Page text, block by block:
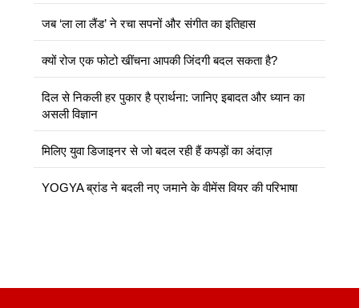
जब ‘ला ला लैंड’ ने रचा सपनों और संगीत का इतिहास
क्यों रोज एक फोटो खींचना आपकी जिंदगी बदल सकता है?
दिल से निकली हर पुकार है प्रार्थना: जानिए इबादत और ध्यान का
असली विज्ञान
मिलिए युवा डिजाइनर से जो बदल रही हैं कपड़ों का अंदाज़
YOGYA ब्रांड ने बदली नए जमाने के वीमेंस वियर की परिभाषा